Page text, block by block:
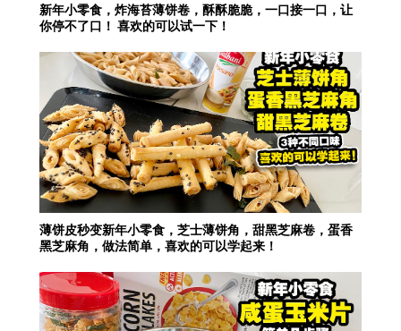
新年小零食，炸海苔薄饼卷，酥酥脆脆，一口接一口，让
你停不了口！ 喜欢的可以试一下！
薄饼皮秒变新年小零食，芝士薄饼角，甜黑芝麻卷，蛋香
黑芝麻角，做法简单，喜欢的可以学起来！